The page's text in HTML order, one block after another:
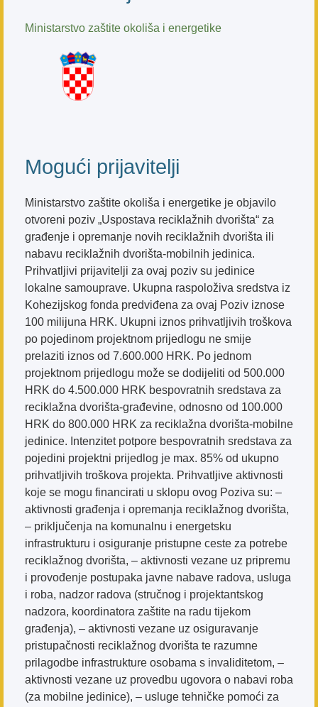
Ministarstvo zaštite okoliša i energetike
Mogući prijavitelji
Ministarstvo zaštite okoliša i energetike je objavilo
otvoreni poziv „Uspostava reciklažnih dvorišta“ za
građenje i opremanje novih reciklažnih dvorišta ili
nabavu reciklažnih dvorišta-mobilnih jedinica.
Prihvatljivi prijavitelji za ovaj poziv su jedinice
lokalne samouprave. Ukupna raspoloživa sredstva iz
Kohezijskog fonda predviđena za ovaj Poziv iznose
100 milijuna HRK. Ukupni iznos prihvatljivih troškova
po pojedinom projektnom prijedlogu ne smije
prelaziti iznos od 7.600.000 HRK. Po jednom
projektnom prijedlogu može se dodijeliti od 500.000
HRK do 4.500.000 HRK bespovratnih sredstava za
reciklažna dvorišta-građevine, odnosno od 100.000
HRK do 800.000 HRK za reciklažna dvorišta-mobilne
jedinice. Intenzitet potpore bespovratnih sredstava za
pojedini projektni prijedlog je max. 85% od ukupno
prihvatljivih troškova projekta. Prihvatljive aktivnosti
koje se mogu financirati u sklopu ovog Poziva su: –
aktivnosti građenja i opremanja reciklažnog dvorišta,
– priključenja na komunalnu i energetsku
infrastrukturu i osiguranje pristupne ceste za potrebe
reciklažnog dvorišta, – aktivnosti vezane uz pripremu
i provođenje postupaka javne nabave radova, usluga
i roba, nadzor radova (stručnog i projektantskog
nadzora, koordinatora zaštite na radu tijekom
građenja), – aktivnosti vezane uz osiguravanje
pristupačnosti reciklažnog dvorišta te razumne
prilagodbe infrastrukture osobama s invaliditetom, –
aktivnosti vezane uz provedbu ugovora o nabavi roba
(za mobilne jedinice), – usluge tehničke pomoći za